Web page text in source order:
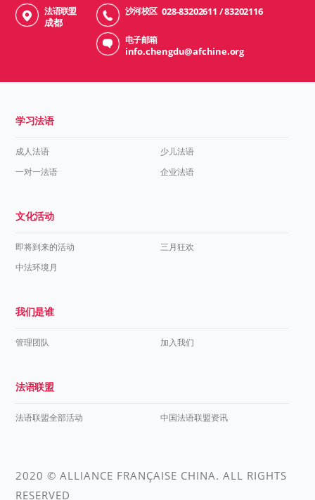
法语联盟
成都
沙河校区 028-83202611 / 83202116
电子邮箱
info.chengdu@afchine.org
学习法语
成人法语
少儿法语
一对一法语
企业法语
文化活动
即将到来的活动
三月狂欢
中法环境月
我们是谁
管理团队 加入我们
法语联盟
法语联盟全部活动 中国法语联盟资讯
2020 © ALLIANCE FRANÇAISE CHINA. ALL RIGHTS
RESERVED